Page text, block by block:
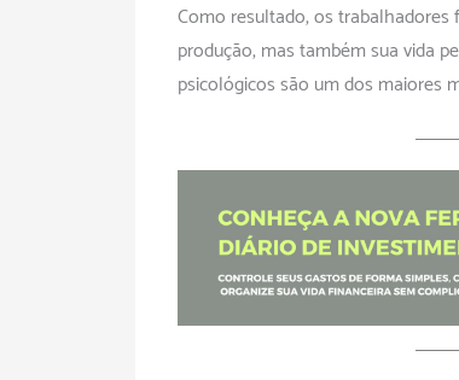
Como resultado, os trabalhadores
produção, mas também sua vida
psicológicos são um dos maiores